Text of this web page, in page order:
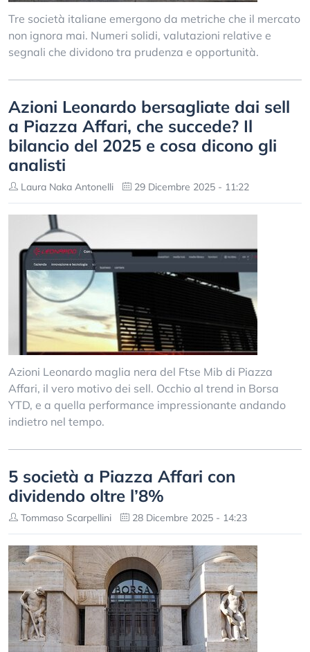
Tre società italiane emergono da metriche che il mercato
non ignora mai. Numeri solidi, valutazioni relative e
segnali che dividono tra prudenza e opportunità.
Azioni Leonardo bersagliate dai sell
a Piazza Affari, che succede? Il
bilancio del 2025 e cosa dicono gli
analisti
Laura Naka Antonelli 29 Dicembre 2025 - 11:22
Azioni Leonardo maglia nera del Ftse Mib di Piazza
Affari, il vero motivo dei sell. Occhio al trend in Borsa
YTD, e a quella performance impressionante andando
indietro nel tempo.
5 società a Piazza Affari con
dividendo oltre l’8%
Tommaso Scarpellini 28 Dicembre 2025 - 14:23